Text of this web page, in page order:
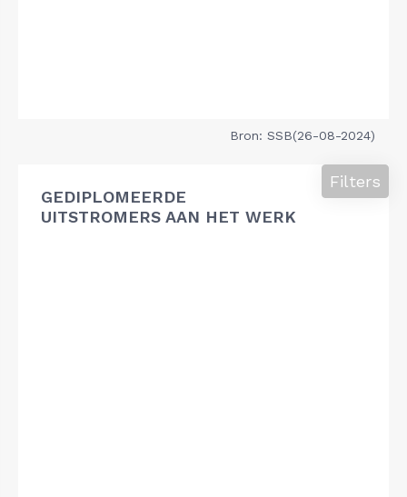
Bron: SSB(26-08-2024)
GEDIPLOMEERDE
UITSTROMERS AAN HET WERK
Filters